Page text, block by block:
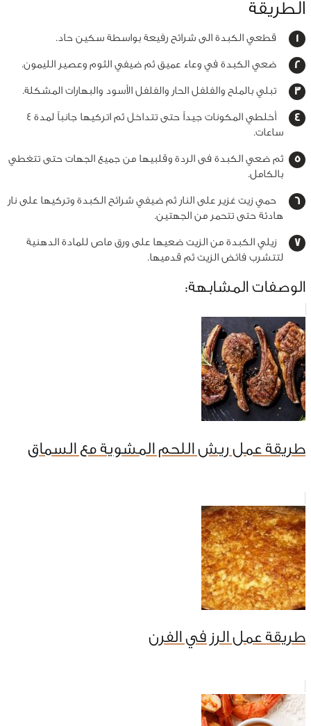
الطريقة
قطعي الكبدة الى شرائح رفيعة بواسطة سكين حاد.
ضعي الكبدة في وعاء عميق ثم ضيفي الثوم وعصير الليمون.
تبلي بالملح والفلفل الحار والفلفل الأسود والبهارات المشكلة.
أخلطي المكونات جيداً حتى تتداخل ثم اتركيها جانباً لمدة 4
ساعات.
ثم ضعي الكبدة فى الردة وقلبيها من جميع الجهات حتى تتغطي
بالكامل.
حمي زيت غزير على النار ثم ضيفي شرائح الكبدة وتركيها على نار
هادئة حتى تتحمر من الجهتين.
زيلي الكبدة من الزيت ضعيها على ورق ماص للمادة الدهنية
لتتشرب فائض الزيت ثم قدميها.
الوصفات المشابهة:
طريقة عمل ريش اللحم المشوية مع السماق
طريقة عمل الرز في الفرن